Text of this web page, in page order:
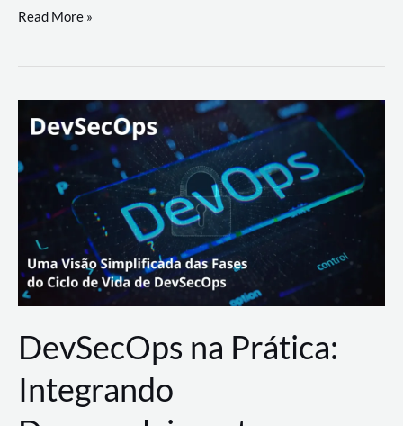
workflows
teste
palyer
Lance
Rural
Read More »
DevSecOps na Prática:
Integrando